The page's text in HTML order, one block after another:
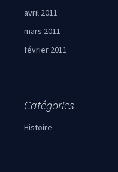
avril 2011
mars 2011
février 2011
Catégories
Histoire